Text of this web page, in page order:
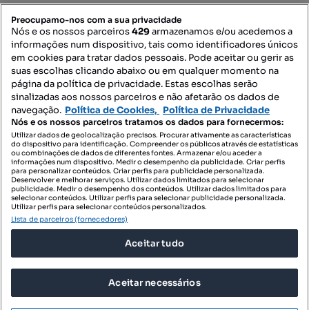
Mapa do Site
Contacte-nos
SIGA-NOS:
DESCARREGAR NA:
© 2026 Imovirtual.com, OLX Portugal, S.A.
TERMOS DE UTILIZAÇÃO
Preocupamo-nos com a sua privacidade
Nós e os nossos parceiros429armazenamos e/ou acedemos a
informações num dispositivo, tais como identificadores únicos
em cookies para tratar dados pessoais. Pode aceitar ou gerir as
suas escolhas clicando abaixo ou em qualquer momento na
página da política de privacidade. Estas escolhas serão
sinalizadas aos nossos parceiros e não afetarão os dados de
navegação. Política de Cookies, Política de Privacidade
Nós e os nossos parceiros tratamos os dados para fornecermos:
Utilizar dados de geolocalização precisos. Procurar ativamente as características
do dispositivo para identificação. Compreender os públicos através de estatísticas
ou combinações de dados de diferentes fontes. Armazenar e/ou aceder a
informações num dispositivo. Medir o desempenho da publicidade. Criar perfis
para personalizar conteúdos. Criar perfis para publicidade personalizada.
Desenvolver e melhorar serviços. Utilizar dados limitados para selecionar
publicidade. Medir o desempenho dos conteúdos. Utilizar dados limitados para
selecionar conteúdos. Utilizar perfis para selecionar publicidade personalizada.
Utilizar perfis para selecionar conteúdos personalizados.
Lista de parceiros (fornecedores)
Aceitar tudo
Aceitar necessários